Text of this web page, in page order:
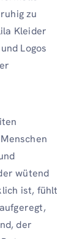
zu
Kleider
Logos
wütend
ist, fühlt
der